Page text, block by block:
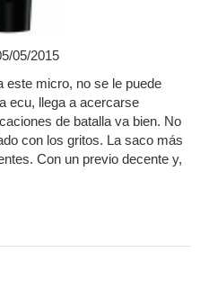
05/2015
este micro, no se le puede
ecu, llega a acercarse
de batalla va bien. No
con los gritos. La saco más
Con un previo decente y,